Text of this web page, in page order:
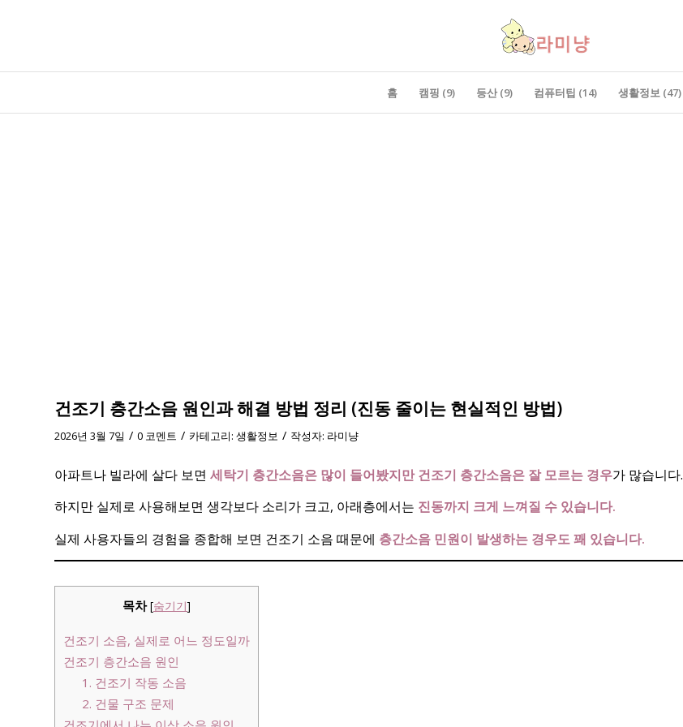
홈 캠핑 (9) 등산 (9) 컴퓨터팁 (14) 생활정보 (47)
건조기 층간소음 원인과 해결 방법 정리 (진동 줄이는 현실적인 방법)
2026년 3월 7일 / 0 코멘트 / 카테고리: 생활정보 / 작성자: 라미냥
아파트나 빌라에 살다 보면 세탁기 층간소음은 많이 들어봤지만 건조기 층간소음은 잘 모르는 경우가 많습니다.
하지만 실제로 사용해보면 생각보다 소리가 크고, 아래층에서는 진동까지 크게 느껴질 수 있습니다.
실제 사용자들의 경험을 종합해 보면 건조기 소음 때문에 층간소음 민원이 발생하는 경우도 꽤 있습니다.
목차 [숨기기]
건조기 소음, 실제로 어느 정도일까
건조기 층간소음 원인
1. 건조기 작동 소음
2. 건물 구조 문제